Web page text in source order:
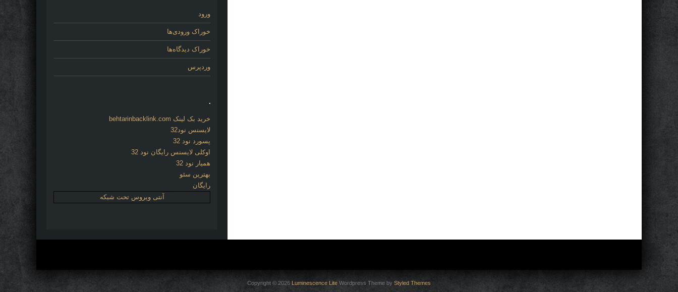
ورود
خوراک ورودی‌ها
خوراک دیدگاه‌ها
وردپرس
.
خرید بک لینک behtarinbacklink.com
لایسنس نود32
پسورد نود 32
اوکلی لایسنس رایگان نود 32
همیار نود 32
بهترین سئو
رایگان
آنتی ویروس تحت شبکه
Copyright © 2026 Luminescence Lite Wordpress Theme by Styled Themes